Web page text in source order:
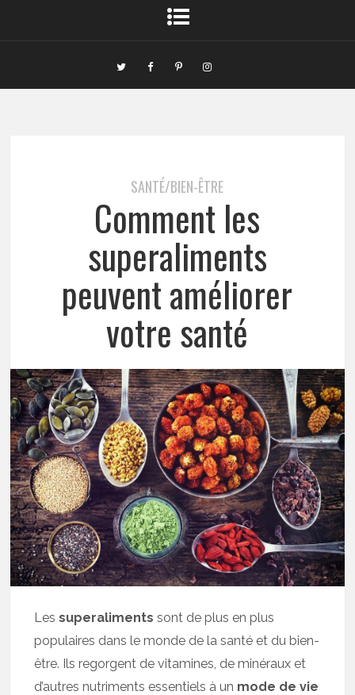
SANTÉ/BIEN-ÊTRE
Comment les
superaliments
peuvent améliorer
votre santé
Lessuperaliments sont de plus en plus
populaires dans le monde de la santé et du bien-
être. Ils regorgent de vitamines, de minéraux et
d’autres nutriments essentiels à un mode de vie